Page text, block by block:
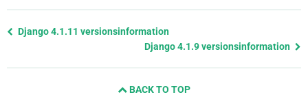
Föregående
Django 4.1.11 versionsinformation
Django 4.1.9 versionsinformation
BACK TO TOP